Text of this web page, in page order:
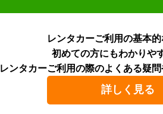
レンタカーご利用の基本
初めての方にもわかりや
レンタカーご利用の際のよくある疑問
詳しく見る